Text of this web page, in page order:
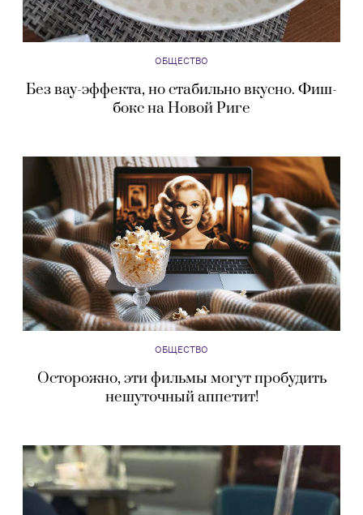
ОБЩЕСТВО
Без вау-эффекта, но стабильно вкусно. Фиш-
бокс на Новой Риге
ОБЩЕСТВО
Осторожно, эти фильмы могут пробудить
нешуточный аппетит!